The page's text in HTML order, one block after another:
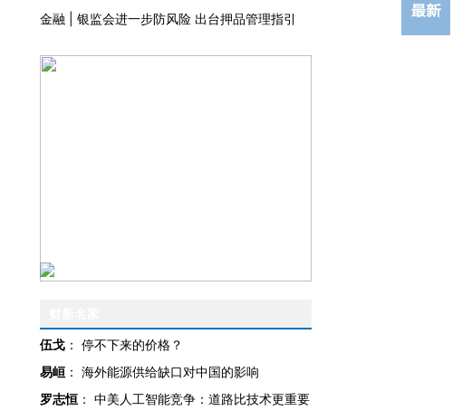
金融
银监会进一步防风险 出台押品管理指引
伍戈 ： 停不下来的价格？
易峘 ： 海外能源供给缺口对中国的影响
罗志恒 ： 中美人工智能竞争：道路比技术更重要